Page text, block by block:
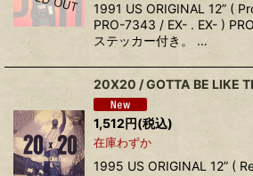
1991 US ORIGINAL 12” (
PRO-7343 / EX- . EX- )
ステッカー付き。 …
20X20 / GOTTA BE LIKE
1,512円(税込)
在庫わずか
1995 US ORIGINAL 12” (